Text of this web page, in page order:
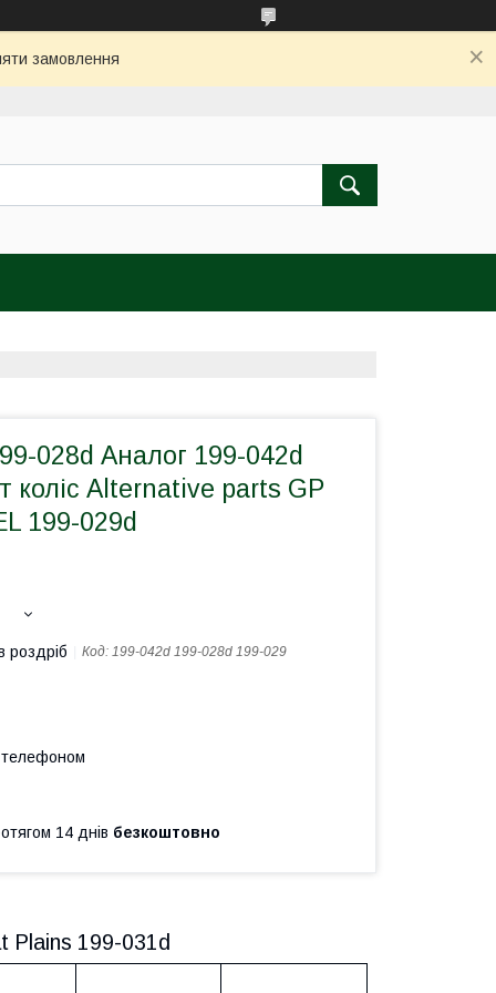
замовлення
028d Аналог 199-042d
коліс Alternative parts GP
199-029d
роздріб Код: 199-042d 199-028d 199-029
телефоном
14 днів безкоштовно
Plains 199-031d